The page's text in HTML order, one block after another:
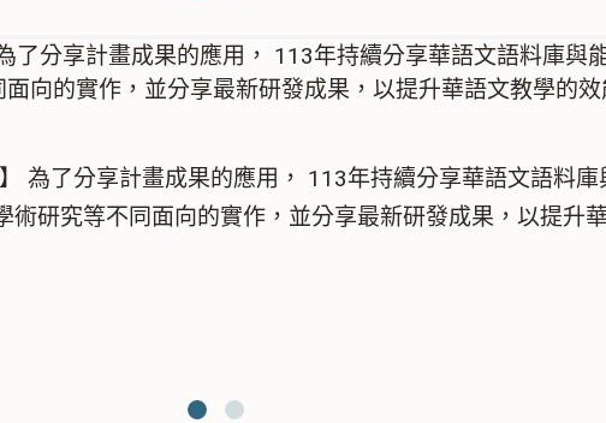
研究等不同面向的實作，並分享最新研發成果，以提升